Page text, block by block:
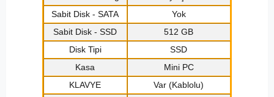
Sabit Disk - SATA
Yok
Sabit Disk - SSD
512 GB
Disk Tipi
SSD
Kasa
Mini PC
KLAVYE
Var (Kablolu)